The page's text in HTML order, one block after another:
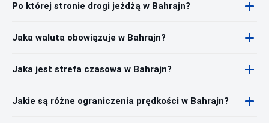
Po której stronie drogi jeżdżą w Bahrajn?
Jaka waluta obowiązuje w Bahrajn?
Jaka jest strefa czasowa w Bahrajn?
Jakie są różne ograniczenia prędkości w Bahrajn?